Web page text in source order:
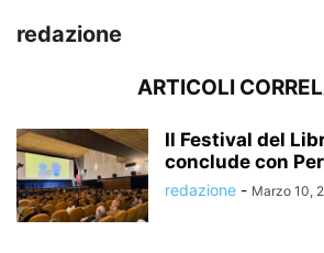
redazione
ARTICOLI
Il Festival del
conclude con
redazione - Marzo 10,